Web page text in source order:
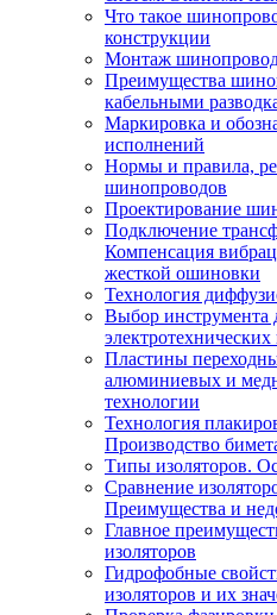
Что такое
конструкции
Монтаж
Преимущества
кабельными
Маркировка и
исполнений
Нормы и правила,
шинопроводов
Проектирование
Подключение
Компенсация
жесткой ошиновки
Технология
Выбор инструмента
Пластины
алюминиевых и
технологии
Технология
Производство
Типы изоляторов.
Сравнение
Преимущества и
Главное
изоляторов
Гидрофобные
изоляторов и их